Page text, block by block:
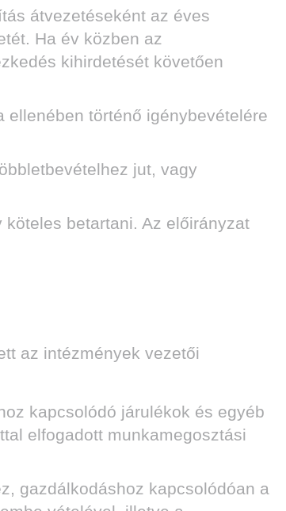
átvezetéseként az éves
Ha év közben az
kihirdetését követően
történő igénybevételére
jut, vagy
betartani. Az előirányzat
az intézmények vezetői
kapcsolódó járulékok és egyéb
elfogadott munkamegosztási
gazdálkodáshoz kapcsolódóan a